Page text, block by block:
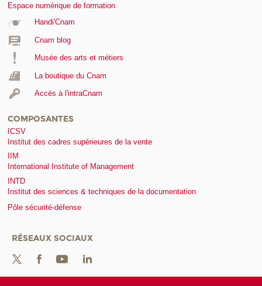
Espace numérique de formation
Handi'Cnam
Cnam blog
Musée des arts et métiers
La boutique du Cnam
Accès à l'intraCnam
COMPOSANTES
ICSV
Institut des cadres supérieures de la vente
IIM
International Institute of Management
INTD
Institut des sciences & techniques de la documentation
Pôle sécurité-défense
RÉSEAUX SOCIAUX